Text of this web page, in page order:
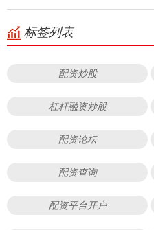
标签列表
配资炒股
杠杆融资炒股
配资论坛
配资查询
配资平台开户